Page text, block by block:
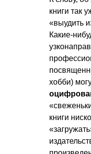
книги так
«выудить
Какие-
хобби)
книги